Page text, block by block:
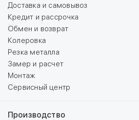
Доставка и самовывоз
Кредит и рассрочка
Обмен и возврат
Колеровка
Резка металла
Замер и расчет
Монтаж
Сервисный центр
Производство